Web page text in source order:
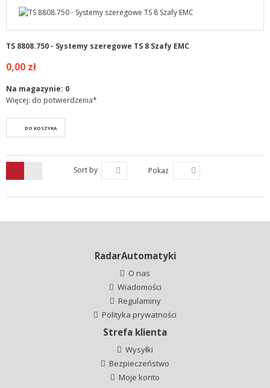
TS 8808.750 - Systemy szeregowe TS 8 Szafy EMC
0,00 zł
Na magazynie: 0
Więcej: do potwierdzenia*
DO KOSZYKA
Sort by Pokaż
RadarAutomatyki
O nas
Wiadomości
Regulaminy
Polityka prywatności
Strefa klienta
Wysyłki
Bezpieczeństwo
Moje konto